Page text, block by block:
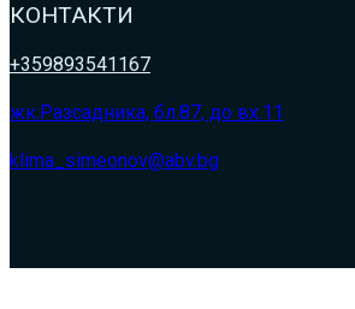
КОНТАКТИ
+359893541167
жк.Разсадника, бл.87, до вх.11
klima_simeonov@abv.bg